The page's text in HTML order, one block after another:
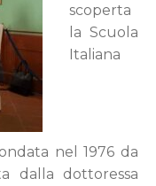
scoperta
la Scuola
Italiana
nel 1976 da
dalla dottoressa